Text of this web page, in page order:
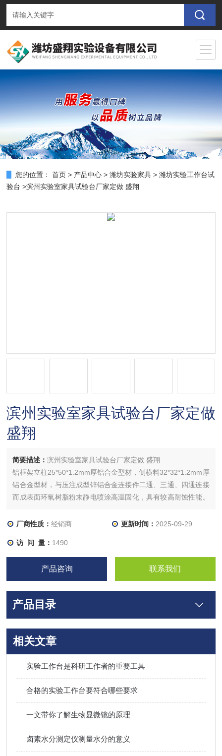
您的位置： 首页 > 产品中心 >潍坊实验家具 >潍坊实验工作台试
验台 >滨州实验室家具试验台厂家定做 盛翔
滨州实验室家具试验台厂家定做
盛翔
简要描述：滨州实验室家具试验台厂家定做 盛翔
铝框架立柱25*50*1.2mm厚铝合金型材，侧横料32*32*1.2mm厚
铝合金型材，与压注成型锌铝合金连接件二通、三通、四通连接
而成表面环氧树脂粉末静电喷涂高温固化，具有较高耐蚀性能。
特点。
厂商性质：经销商 更新时间： 2025-09-29
访 问 量： 1490
产品咨询 联系我们
产品目录
相关文章
实验工作台是科研工作者的重要工具
合格的实验工作台要符合哪些要求
一文带你了解生物显微镜的原理
卤素水分测定仪测量水分的意义